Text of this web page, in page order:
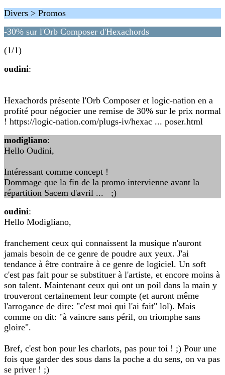
Divers > Promos
-30% sur l'Orb Composer d'Hexachords
(1/1)
oudini:
Hexachords présente l'Orb Composer et logic-nation en a
profité pour négocier une remise de 30% sur le prix normal
! https://logic-nation.com/plugs-iv/hexac ... poser.html
modigliano:
Hello Oudini,
Intéressant comme concept !
Dommage que la fin de la promo intervienne avant la
répartition Sacem d'avril ... ;)
oudini:
Hello Modigliano,
franchement ceux qui connaissent la musique n'auront
jamais besoin de ce genre de poudre aux yeux. J'ai
tendance à être contraire à ce genre de logiciel. Un soft
c'est pas fait pour se substituer à l'artiste, et encore moins à
son talent. Maintenant ceux qui ont un poil dans la main y
trouveront certainement leur compte (et auront même
l'arrogance de dire: "c'est moi qui l'ai fait" lol). Mais
comme on dit: "à vaincre sans péril, on triomphe sans
gloire".
Bref, c'est bon pour les charlots, pas pour toi ! ;) Pour une
fois que garder des sous dans la poche a du sens, on va pas
se priver ! ;)